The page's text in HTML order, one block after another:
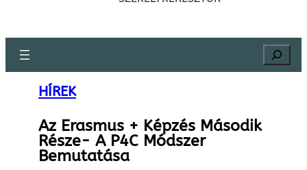
Search
HÍREK
Az Erasmus + Képzés Második
Része- A P4C Módszer
Bemutatása